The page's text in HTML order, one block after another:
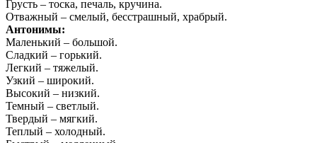
Грусть – тоска, печаль, кручина.
Отважный – смелый, бесстрашный, храбрый.
Антонимы:
Маленький – большой.
Сладкий – горький.
Легкий – тяжелый.
Узкий – широкий.
Высокий – низкий.
Темный – светлый.
Твердый – мягкий.
Теплый – холодный.